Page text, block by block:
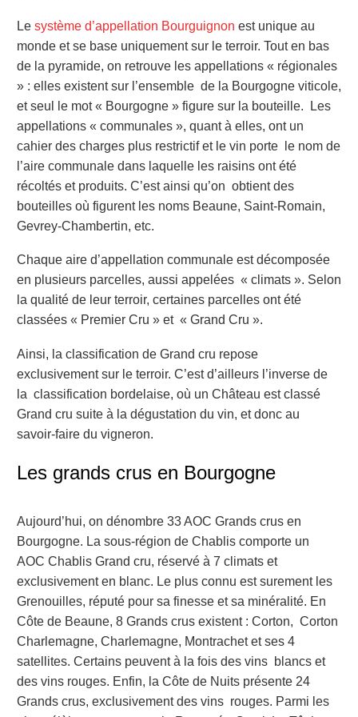
Le système d’appellation Bourguignon est unique au
monde et se base uniquement sur le terroir. Tout en bas
de la pyramide, on retrouve les appellations « régionales
» : elles existent sur l’ensemble de la Bourgogne viticole,
et seul le mot « Bourgogne » figure sur la bouteille. Les
appellations « communales », quant à elles, ont un
cahier des charges plus restrictif et le vin porte le nom de
l’aire communale dans laquelle les raisins ont été
récoltés et produits. C’est ainsi qu’on obtient des
bouteilles où figurent les noms Beaune, Saint-Romain,
Gevrey-Chambertin, etc.
Chaque aire d’appellation communale est décomposée
en plusieurs parcelles, aussi appelées « climats ». Selon
la qualité de leur terroir, certaines parcelles ont été
classées « Premier Cru » et « Grand Cru ».
Ainsi, la classification de Grand cru repose
exclusivement sur le terroir. C’est d’ailleurs l’inverse de
la classification bordelaise, où un Château est classé
Grand cru suite à la dégustation du vin, et donc au
savoir-faire du vigneron.
Les grands crus en Bourgogne
Aujourd’hui, on dénombre 33 AOC Grands crus en
Bourgogne. La sous-région de Chablis comporte un
AOC Chablis Grand cru, réservé à 7 climats et
exclusivement en blanc. Le plus connu est surement les
Grenouilles, réputé pour sa finesse et sa minéralité. En
Côte de Beaune, 8 Grands crus existent : Corton, Corton
Charlemagne, Charlemagne, Montrachet et ses 4
satellites. Certains peuvent à la fois des vins blancs et
des vins rouges. Enfin, la Côte de Nuits présente 24
Grands crus, exclusivement des vins rouges. Parmi les